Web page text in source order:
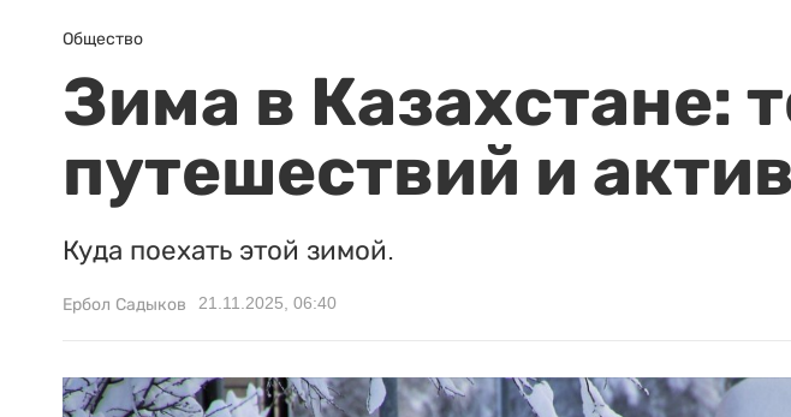
Общество
Зима в Казахстане:
путешествий и
Куда поехать этой зимой.
Ербол Садыков 21.11.2025, 06:40